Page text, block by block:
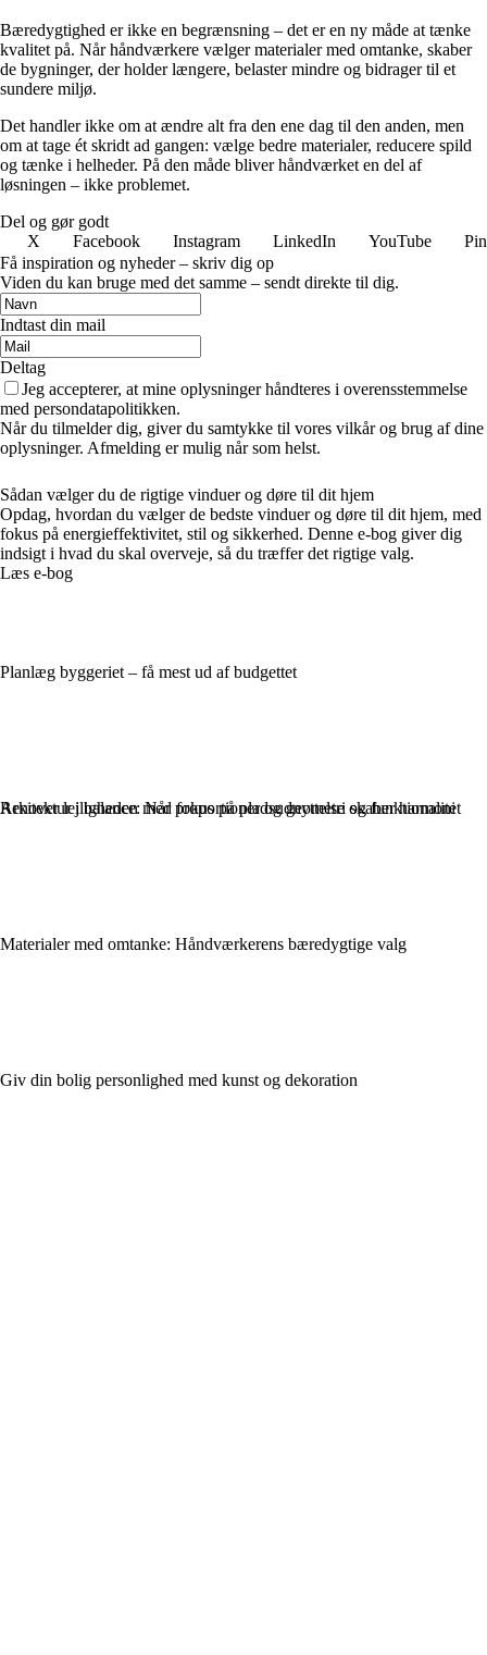
Bæredygtighed er ikke en begrænsning – det er en ny måde at tænke
kvalitet på. Når håndværkere vælger materialer med omtanke, skaber
de bygninger, der holder længere, belaster mindre og bidrager til et
sundere miljø.
Det handler ikke om at ændre alt fra den ene dag til den anden, men
om at tage ét skridt ad gangen: vælge bedre materialer, reducere spild
og tænke i helheder. På den måde bliver håndværket en del af
løsningen – ikke problemet.
Del og gør godt
X
Facebook Instagram LinkedIn YouTube
Få inspiration og nyheder – skriv dig op
Viden du kan bruge med det samme – sendt direkte til dig.
Indtast din mail
Deltag
Jeg accepterer, at mine oplysninger håndteres i overensstemmelse
med persondatapolitikken.
Når du tilmelder dig, giver du samtykke til vores vilkår og brug af dine
oplysninger. Afmelding er mulig når som helst.
Sådan vælger du de rigtige vinduer og døre til dit hjem
Opdag, hvordan du vælger de bedste vinduer og døre til dit hjem, med
fokus på energieffektivitet, stil og sikkerhed. Denne e-bog giver dig
indsigt i hvad du skal overveje, så du træffer det rigtige valg.
Læs e-bog
Planlæg byggeriet – få mest ud af budgettet
Renover lejligheden med fokus på pladsudnyttelse og funktionalitet
Materialer med omtanke: Håndværkerens bæredygtige valg
Giv din bolig personlighed med kunst og dekoration
Arkitektur i balance: Når proportioner og geometri skaber harmoni